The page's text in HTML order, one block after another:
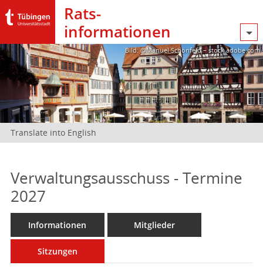
Rats­
informationen
Bild: @Manuel Schönfeld – stock.adobe.com
Translate into English
Verwaltungsausschuss - Termine
2027
Informationen Mitglieder
Sitzungen